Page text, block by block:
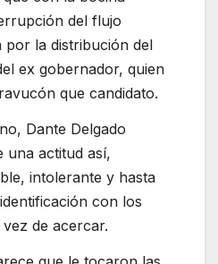
del flujo
la distribución del
ex gobernador, quien
que candidato.
Dante Delgado
una actitud así,
intolerante y hasta
con los
de acercar.